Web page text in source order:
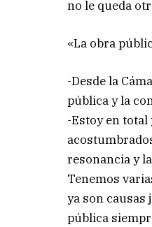
no le queda
«La obra
-Desde la
pública y la
-Estoy en
resonancia y
Tenemos
ya son causas
pública